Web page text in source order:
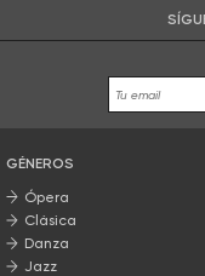
GÉNEROS
Ópera
Clásica
Danza
Jazz